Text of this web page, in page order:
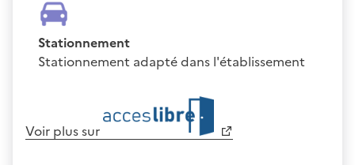
Stationnement
Stationnement adapté dans l'établissement
Voir plus sur